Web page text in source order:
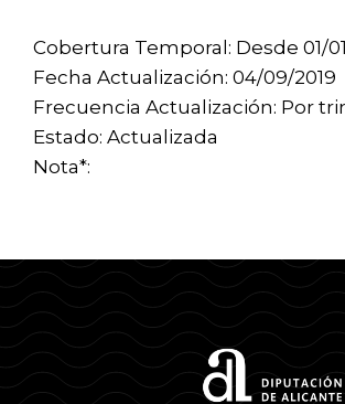
Cobertura Temporal: Desde 01/
Fecha Actualización: 04/09/2019
Frecuencia Actualización: Por
Estado: Actualizada
Nota*: